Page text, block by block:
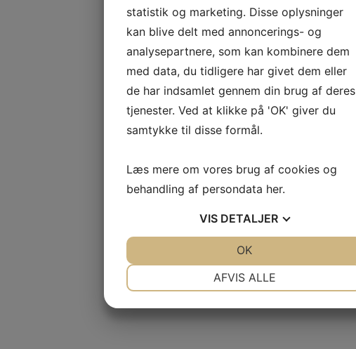
statistik og marketing. Disse oplysninger
kan blive delt med annoncerings- og
analysepartnere, som kan kombinere dem
med data, du tidligere har givet dem eller
de har indsamlet gennem din brug af deres
tjenester. Ved at klikke på 'OK' giver du
samtykke til disse formål.
Læs mere om vores brug af cookies og
behandling af persondata her.
VIS DETALJER
AFVIS ALLE
OK